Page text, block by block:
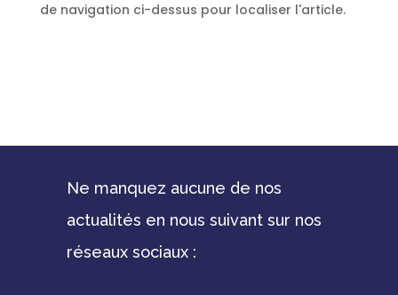
de navigation ci-dessus pour localiser l'article.
Ne manquez aucune de nos
actualités en nous suivant sur nos
réseaux sociaux :